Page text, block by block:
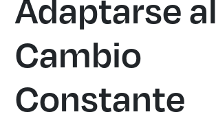
Adaptarse al
Cambio
Constante